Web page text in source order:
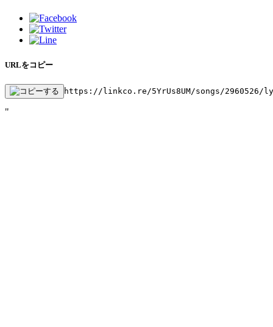
URLをコピー
https://linkco.re/5YrUs8UM/songs/2960526/
"